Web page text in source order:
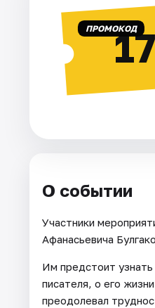
ПРОМОКОД
О событии
Участники
Афанасьевича
Им предстоит
писателя, о его
преодолевал